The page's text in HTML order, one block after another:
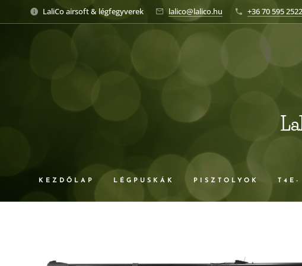
LaliCo airsoft & légfegyverek lalico@lalico.hu +36 70 595 2522
KEZDŐLAP LÉGPUSKÁK PISZTOLYOK T4E-